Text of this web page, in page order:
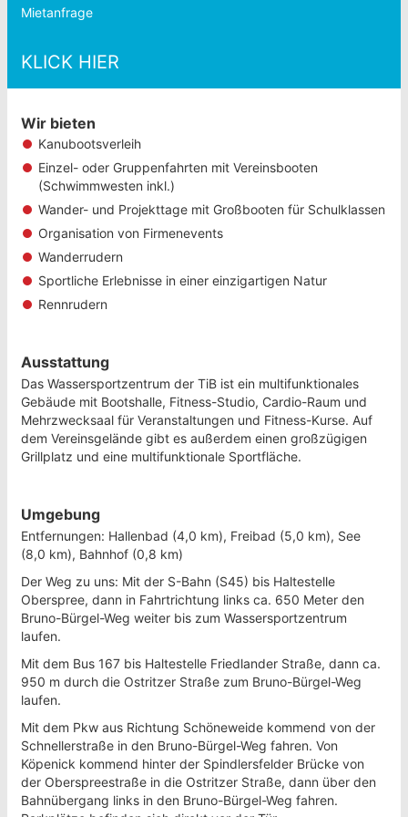
Mietanfrage
KLICK HIER
Wir bieten
Kanubootsverleih
Einzel- oder Gruppenfahrten mit Vereinsbooten
(Schwimmwesten inkl.)
Wander- und Projekttage mit Großbooten für Schulklassen
Organisation von Firmenevents
Wanderrudern
Sportliche Erlebnisse in einer einzigartigen Natur
Rennrudern
Ausstattung
Das Wassersportzentrum der TiB ist ein multifunktionales
Gebäude mit Bootshalle, Fitness-Studio, Cardio-Raum und
Mehrzwecksaal für Veranstaltungen und Fitness-Kurse. Auf
dem Vereinsgelände gibt es außerdem einen großzügigen
Grillplatz und eine multifunktionale Sportfläche.
Umgebung
Entfernungen: Hallenbad (4,0 km), Freibad (5,0 km), See
(8,0 km), Bahnhof (0,8 km)
Der Weg zu uns: Mit der S-Bahn (S45) bis Haltestelle
Oberspree, dann in Fahrtrichtung links ca. 650 Meter den
Bruno-Bürgel-Weg weiter bis zum Wassersportzentrum
laufen.
Mit dem Bus 167 bis Haltestelle Friedlander Straße, dann ca.
950 m durch die Ostritzer Straße zum Bruno-Bürgel-Weg
laufen.
Mit dem Pkw aus Richtung Schöneweide kommend von der
Schnellerstraße in den Bruno-Bürgel-Weg fahren. Von
Köpenick kommend hinter der Spindlersfelder Brücke von
der Oberspreestraße in die Ostritzer Straße, dann über den
Bahnübergang links in den Bruno-Bürgel-Weg fahren.